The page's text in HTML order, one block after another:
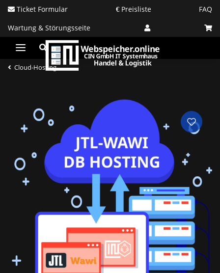
Ticket Formular Preisliste
FAQ
Wartung & Störungsseite
Cloud-Hosting